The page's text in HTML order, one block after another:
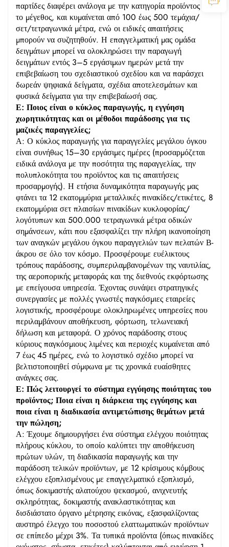
παρτίδες διαφέρει ανάλογα με την κατηγορία προϊόντος και
το μέγεθος, και κυμαίνεται από 100 έως 500 τεμάχια/
σετ/τετραγωνικά μέτρα, ενώ οι ειδικές απαιτήσεις
μπορούν να συζητηθούν. Η επαγγελματική μας ομάδα
δειγμάτων μπορεί να ολοκληρώσει την παραγωγή
δειγμάτων εντός 3–5 εργάσιμων ημερών μετά την
επιβεβαίωση του σχεδιαστικού σχεδίου και να παράσχει
δωρεάν ψηφιακά δείγματα, σχέδια αποτελεσμάτων και
φυσικά δείγματα για την επιβεβαίωσή σας.
Ε: Ποιος είναι ο κύκλος παραγωγής, η εγγύηση
χωρητικότητας και οι μέθοδοι παράδοσης για τις
μαζικές παραγγελίες;
Α: Ο κύκλος παραγωγής για παραγγελίες μεγάλου όγκου
είναι συνήθως 15–30 εργάσιμες ημέρες (προσαρμόζεται
ειδικά ανάλογα με την ποσότητα της παραγγελίας, την
πολυπλοκότητα του προϊόντος και τις απαιτήσεις
προσαρμογής). Η ετήσια δυναμικότητα παραγωγής μας
φτάνει τα 12 εκατομμύρια μεταλλικές πινακίδες/ετικέτες, 8
εκατομμύρια σετ πλαισίων πινακίδων κυκλοφορίας/
λογότυπων και 500.000 τετραγωνικά μέτρα οδικών
σημάνσεων, κάτι που εξασφαλίζει την πλήρη ικανοποίηση
των αναγκών μεγάλου όγκου παραγγελιών των πελατών Β-
άκρου σε όλο τον κόσμο. Προσφέρουμε ευέλικτους
τρόπους παράδοσης, συμπεριλαμβανομένων της ναυτιλίας,
της αεροπορικής μεταφοράς και της διεθνούς εκφόρτωσης
με επείγουσα υπηρεσία. Έχοντας συνάψει στρατηγικές
συνεργασίες με πολλές γνωστές παγκόσμιες εταιρείες
λογιστικής, προσφέρουμε ολοκληρωμένες υπηρεσίες που
περιλαμβάνουν αποθήκευση, φόρτωση, τελωνειακή
δήλωση και μεταφορά. Ο χρόνος παράδοσης στους
κύριους παγκόσμιους λιμένες και περιοχές κυμαίνεται από
7 έως 45 ημέρες, ενώ το λογιστικό σχέδιο μπορεί να
βελτιστοποιηθεί σύμφωνα με τις χρονικά ευαίσθητες
ανάγκες σας.
Ε: Πώς λειτουργεί το σύστημα εγγύησης ποιότητας του
προϊόντος; Ποια είναι η διάρκεια της εγγύησης και
ποια είναι η διαδικασία αντιμετώπισης θεμάτων μετά
την πώληση;
Α: Έχουμε δημιουργήσει ένα σύστημα ελέγχου ποιότητας
πλήρους κύκλου, το οποίο καλύπτει την αποθήκευση
πρώτων υλών, τη διαδικασία παραγωγής και την
παράδοση τελικών προϊόντων, με 12 κρίσιμους κόμβους
ελέγχου εξοπλισμένους με επαγγελματικό εξοπλισμό,
όπως δοκιμαστής αλατούχου ψεκασμού, ανιχνευτής
σκληρότητας, δοκιμαστής ανακλαστικότητας και
δισδιάστατο όργανο μέτρησης εικόνας, εξασφαλίζοντας
αυστηρό έλεγχο του ποσοστού ελαττωματικών προϊόντων
σε επίπεδο μέχρι 3%. Τα τυπικά προϊόντα (όπως πινακίδες